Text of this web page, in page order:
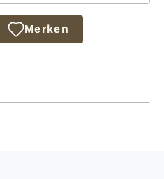
Merken